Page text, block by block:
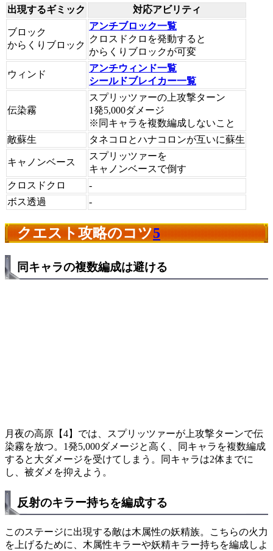
出現するギミック 対応アビリティ
ブロック
からくりブロック
アンチブロック一覧
クロスドクロを発動すると
からくりブロックが可変
ウィンド
アンチウィンド一覧
シールドブレイカー一覧
伝染霧
スプリッツァーの上攻撃ターン
1発5,000ダメージ
※同キャラを複数編成しないこと
敵蘇生
タネコロとハナコロンが互いに蘇生
キャノンベース
スプリッツァーを
キャノンベースで倒す
クロスドクロ
-
ボス透過
-
クエスト攻略のコツ5
同キャラの複数編成は避ける
月夜の高原【4】では、スプリッツァーが上攻撃ターンで伝
染霧を放つ。1発5,000ダメージと高く、同キャラを複数編成
すると大ダメージを受けてしまう。同キャラは2体までに
し、被ダメを抑えよう。
反射のキラー持ちを編成する
このステージに出現する敵は木属性の妖精族。こちらの火力
を上げるために、木属性キラーや妖精キラー持ちを編成しよ